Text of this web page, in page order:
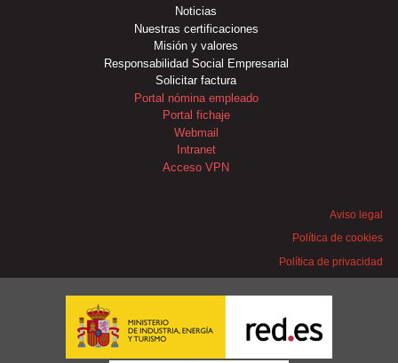
Noticias
Nuestras certificaciones
Misión y valores
Responsabilidad Social Empresarial
Solicitar factura
Portal nómina empleado
Portal fichaje
Webmail
Intranet
Acceso VPN
Aviso legal
Política de cookies
Política de privacidad